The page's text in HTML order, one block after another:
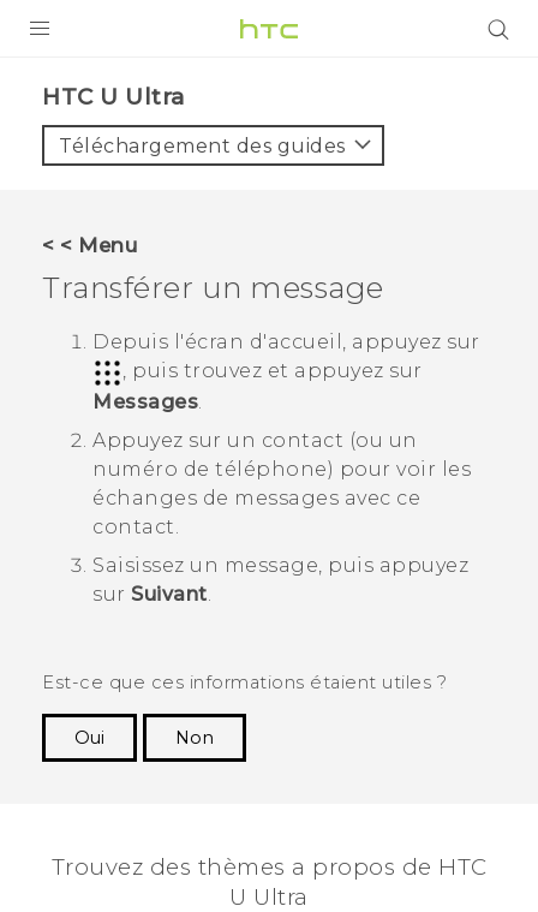
VIVE
ASSISTANCE
Connexion
HTC U Ultra‎
Téléchargement des guides
< < Menu
Transférer un message
Depuis l'écran d'accueil , appuyez sur
, puis trouvez et appuyez sur
Messages
Appuyez sur un contact (ou un
numéro de téléphone) pour voir les
échanges de messages avec ce
contact.
Saisissez un message, puis appuyez
sur Suivant
Est-ce que ces informations étaient utiles ?
Oui
Non
Trouvez des thèmes a propos de HTC
U Ultra